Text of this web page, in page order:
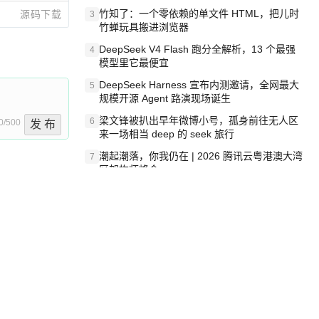
源码下载
500 发 布
3 竹知了：一个零依赖的单文件 HTML，把儿时
竹蝉玩具搬进浏览器
4 DeepSeek V4 Flash 跑分全解析，13 个最强
模型里它最便宜
5 DeepSeek Harness 宣布内测邀请，全网最大
规模开源 Agent 路演现场诞生
6 梁文锋被扒出早年微博小号，孤身前往无人区
来一场相当 deep 的 seek 旅行
7 潮起潮落，你我仍在 | 2026 腾讯云粤港澳大湾
区架构师峰会